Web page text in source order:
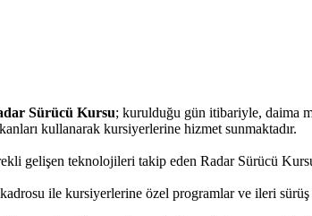
Sürücü Kursu; kurulduğu gün itibariyle, daima
kullanarak kursiyerlerine hizmet sunmaktadır.
gelişen teknolojileri takip eden Radar Sürücü
ile kursiyerlerine özel programlar ve ileri